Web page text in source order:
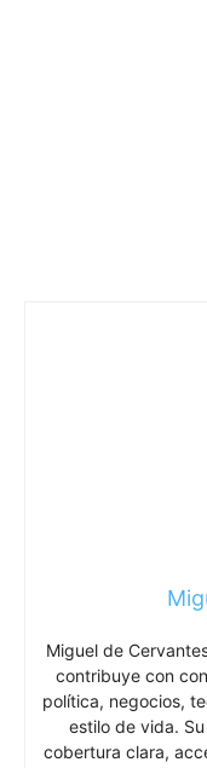
Miguel de
contribuye con
política, negocios,
estilo de vida.
cobertura clara,